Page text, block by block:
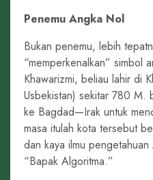
Penemu Angka Nol
Bukan penemu, lebih
“memperkenalkan” simbol
Khawarizmi, beliau lahir di
Usbekistan) sekitar 780 M.
ke Bagdad—Irak untuk
masa itulah kota tersebut
dan kaya ilmu
“Bapak Algoritma.”